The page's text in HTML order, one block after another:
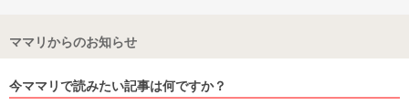
ママリからのお知らせ
今ママリで読みたい記事は何ですか？